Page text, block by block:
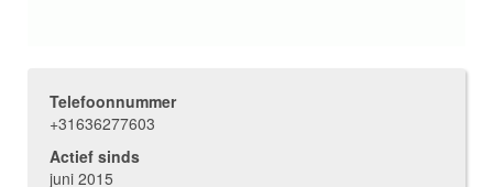
Telefoonnummer
+31636277603
Actief sinds
juni 2015